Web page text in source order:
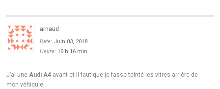
arnaud
Date: Juin 03, 2018
Heure: 19 h 16 min
J’ai uneAudi A4 avant et il faut que je fasse teinté les vitres arrière de
mon véhicule